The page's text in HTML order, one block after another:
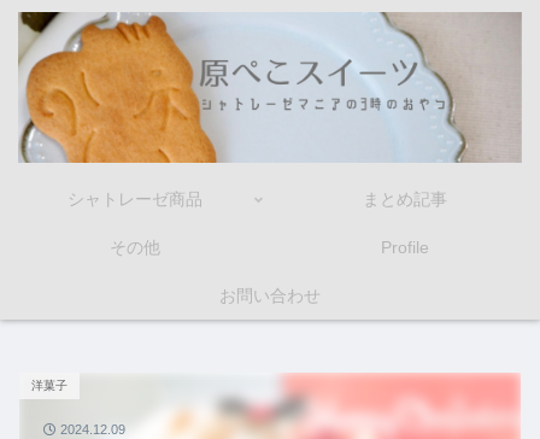
シャトレーゼ商品 まとめ記事
その他 Profile
お問い合わせ
洋菓子
2024.12.09